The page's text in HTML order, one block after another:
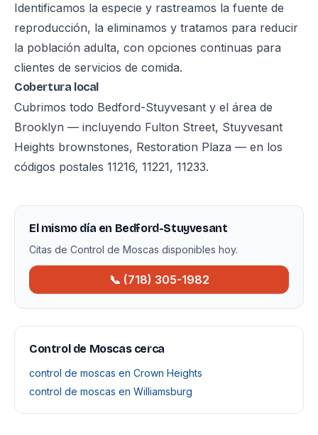
Identificamos la especie y rastreamos la fuente de
reproducción, la eliminamos y tratamos para reducir
la población adulta, con opciones continuas para
clientes de servicios de comida.
Cobertura local
Cubrimos todo Bedford-Stuyvesant y el área de
Brooklyn — incluyendo Fulton Street, Stuyvesant
Heights brownstones, Restoration Plaza — en los
códigos postales 11216, 11221, 11233.
El mismo día en Bedford-Stuyvesant
Citas de Control de Moscas disponibles hoy.
📞 (718) 305-1982
Control de Moscas cerca
control de moscas en Crown Heights
control de moscas en Williamsburg